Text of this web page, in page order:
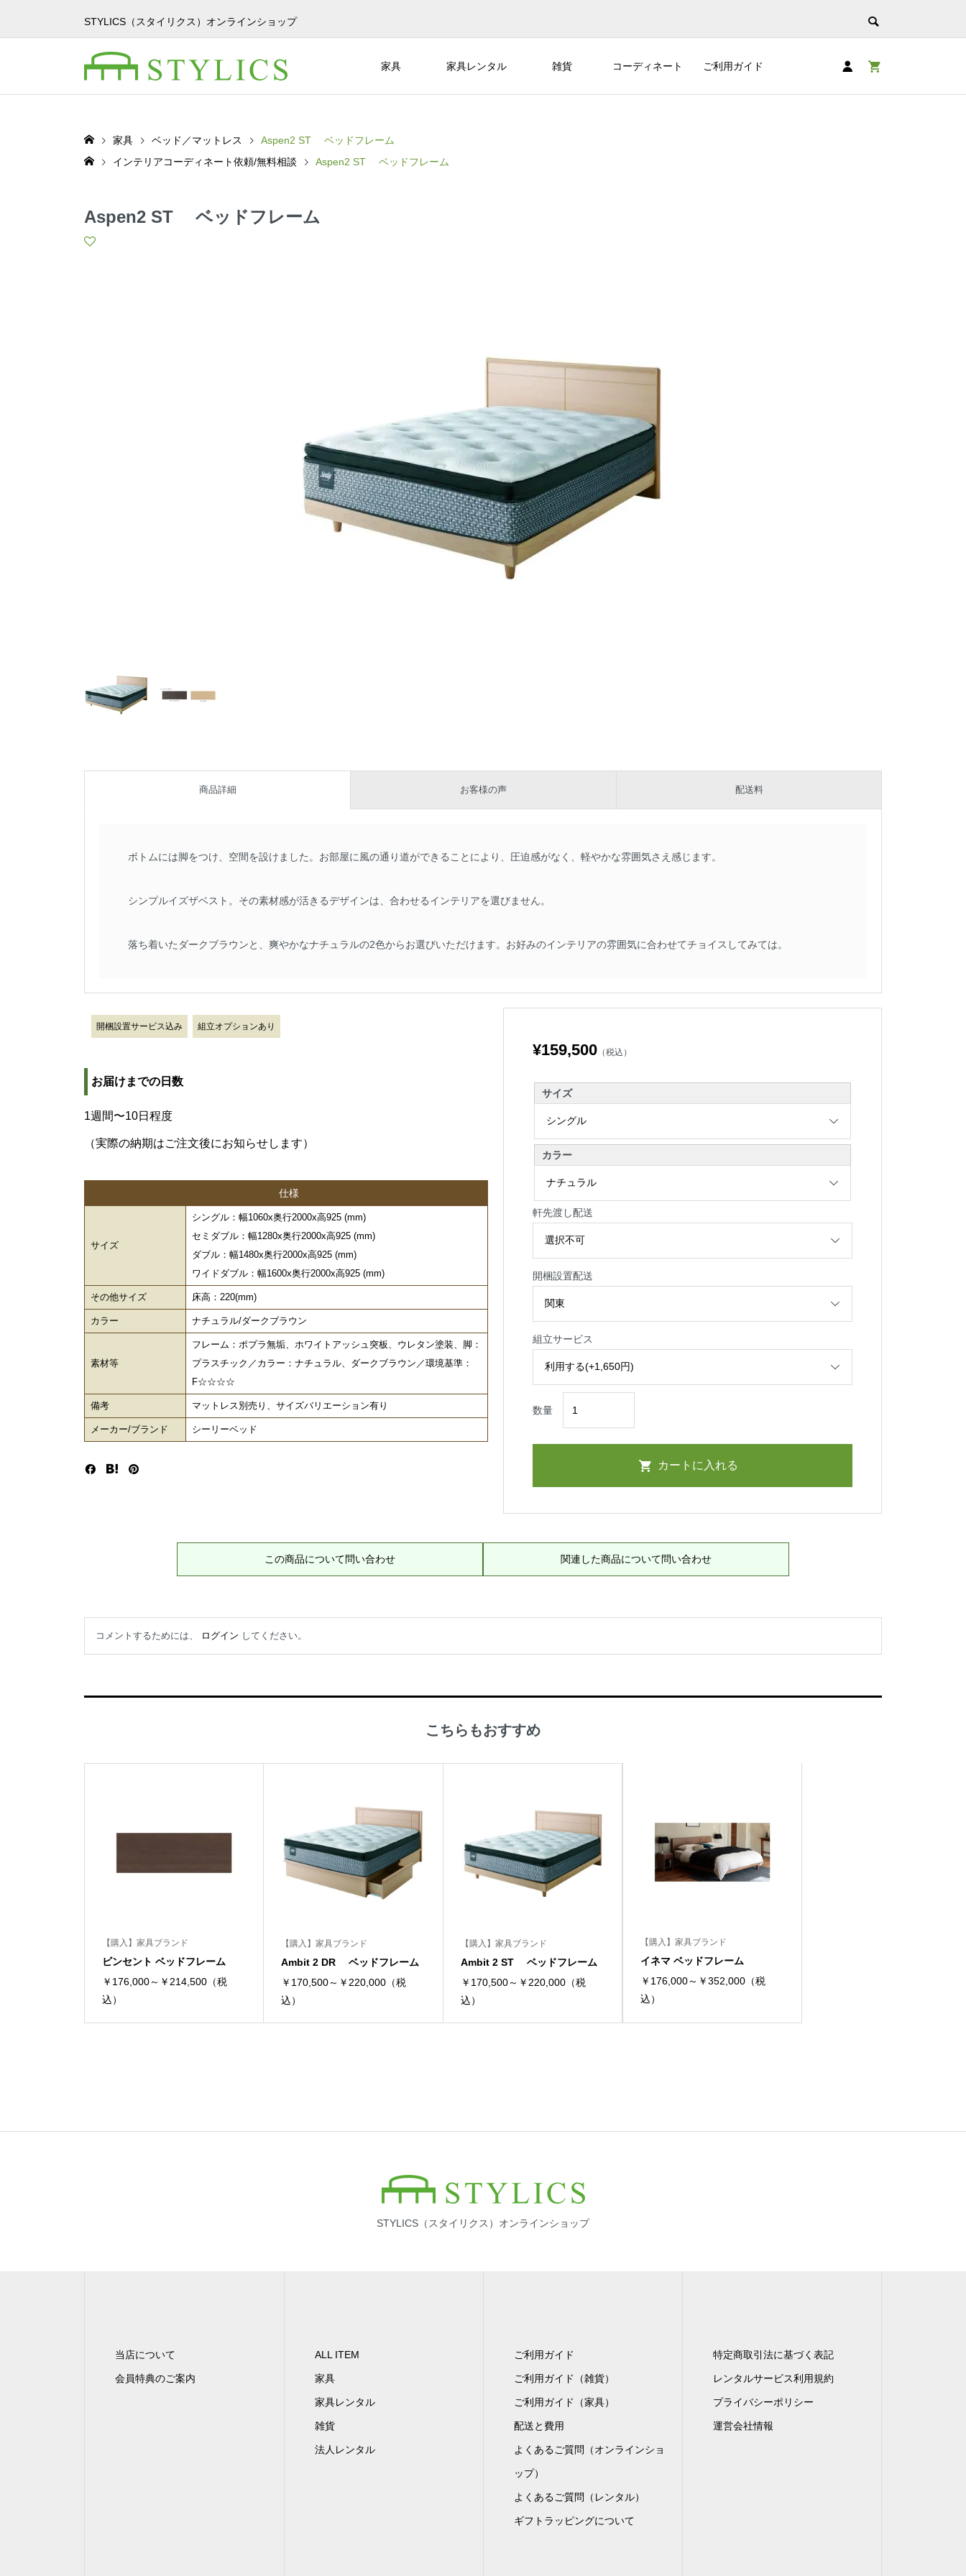
STYLICS（スタイリクス）オンラインショップ
家具 家具レンタル 雑貨 コーディネート ご利用ガイド
家具 ベッド／マットレス
Aspen2 ST ベッドフレーム
インテリアコーディネート依頼/無料相談
Aspen2 ST ベッドフレーム
Aspen2 ST ベッドフレーム
商品詳細 お客様の声 配送料
ボトムには脚をつけ、空間を設けました。お部屋に風の通り道ができることにより、圧迫感がなく、軽やかな雰囲気さえ感じます。
シンプルイズザベスト。その素材感が活きるデザインは、合わせるインテリアを選びません。
落ち着いたダークブラウンと、爽やかなナチュラルの2色からお選びいただけます。お好みのインテリアの雰囲気に合わせてチョイスしてみては。
開梱設置サービス込み 組立オプションあり
お届けまでの日数
1週間〜10日程度
（実際の納期はご注文後にお知らせします）
仕様
サイズ
シングル：幅1060x奥行2000x高925 (mm)
セミダブル：幅1280x奥行2000x高925 (mm)
ダブル：幅1480x奥行2000x高925 (mm)
ワイドダブル：幅1600x奥行2000x高925 (mm)
その他サイズ 床高：220(mm)
カラー ナチュラル/ダークブラウン
素材等
フレーム：ポプラ無垢、ホワイトアッシュ突板、ウレタン塗装、脚：
プラスチック／カラー：ナチュラル、ダークブラウン／環境基準：
F☆☆☆☆
備考 マットレス別売り、サイズバリエーション有り
メーカー/ブランド シーリーベッド
¥159,500（税込）
サイズ
カラー
軒先渡し配送
開梱設置配送
組立サービス
数量
この商品について問い合わせ 関連した商品について問い合わせ
コメントするためには、 ログイン してください。
こちらもおすすめ
【購入】家具ブランド
ビンセント ベッドフレーム
￥176,000～￥214,500（税
込）
【購入】家具ブランド
Ambit 2 DR ベッドフレーム
￥170,500～￥220,000（税
込）
【購入】家具ブランド
Ambit 2 ST ベッドフレーム
￥170,500～￥220,000（税
込）
【購入】家具ブランド
イネマ ベッドフレーム
￥176,000～￥352,000（税
込）
STYLICS（スタイリクス）オンラインショップ
当店について
会員特典のご案内
ALL ITEM
家具
家具レンタル
雑貨
法人レンタル
ご利用ガイド
ご利用ガイド（雑貨）
ご利用ガイド（家具）
配送と費用
よくあるご質問（オンラインショ
ップ）
よくあるご質問（レンタル）
ギフトラッピングについて
特定商取引法に基づく表記
レンタルサービス利用規約
プライバシーポリシー
運営会社情報